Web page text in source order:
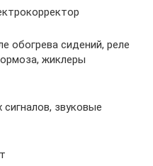
обогрева сидений, реле
жиклеры
сигналов, звуковые